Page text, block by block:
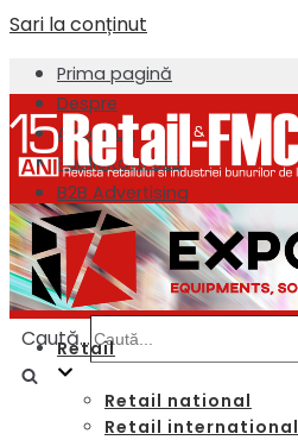
Sari la conținut
Prima pagină
Despre
About us
Publicitate B2B
B2B Advertising
Newsletter
Contact
Caută...
Retail
Retail national
Retail international